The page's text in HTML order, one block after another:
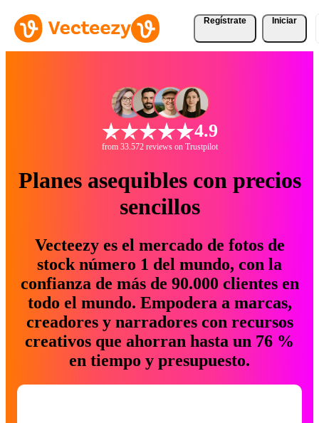
Regístrate Iniciar
4.9
from 33.572 reviews on Trustpilot
Planes asequibles con precios
sencillos
Vecteezy es el mercado de fotos de
stock número 1 del mundo, con la
confianza de más de 90.000 clientes en
todo el mundo. Empodera a marcas,
creadores y narradores con recursos
creativos que ahorran hasta un 76 %
en tiempo y presupuesto.